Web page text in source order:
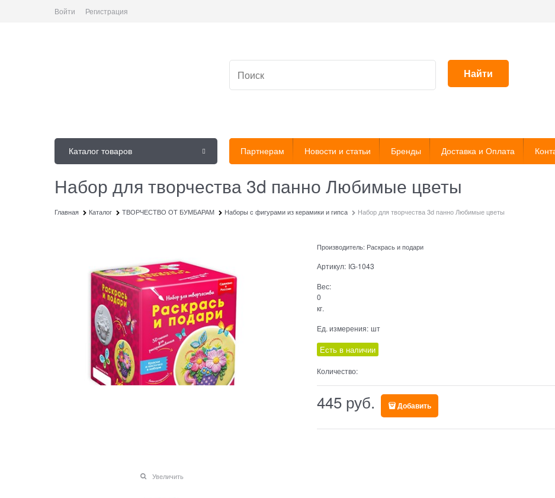
Войти Регистрация
Найти
Каталог товаров Партнерам Новости и статьи Бренды Доставка и Оплата
Набор для творчества 3d панно Любимые цветы
Главная Каталог ТВОРЧЕСТВО ОТ БУМБАРАМ Наборы с фигурами из керамики и гипса Набор для творчества 3d панно Любимые цветы
Увеличить
Производитель: Раскрась и подари
Артикул: IG-1043
Вес:
0
кг.
Ед. измерения: шт
Есть в наличии
Количество:
445 руб. Добавить